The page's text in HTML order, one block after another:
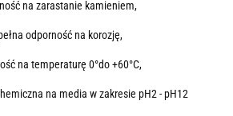
na zarastanie kamieniem,
odporność na korozję,
na temperaturę 0°do +60°C,
na media w zakresie pH2 - pH12